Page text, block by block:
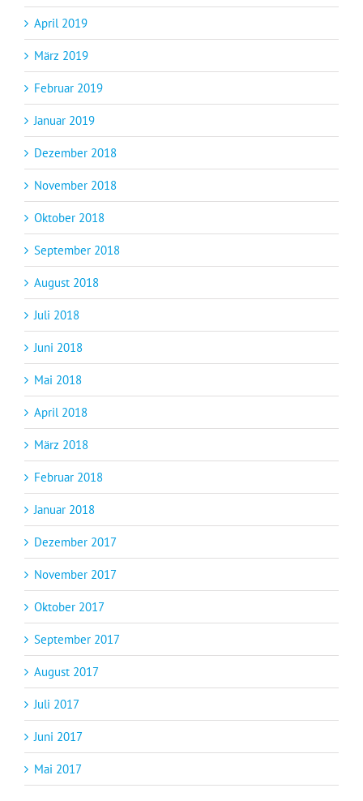
April 2019
März 2019
Februar 2019
Januar 2019
Dezember 2018
November 2018
Oktober 2018
September 2018
August 2018
Juli 2018
Juni 2018
Mai 2018
April 2018
März 2018
Februar 2018
Januar 2018
Dezember 2017
November 2017
Oktober 2017
September 2017
August 2017
Juli 2017
Juni 2017
Mai 2017